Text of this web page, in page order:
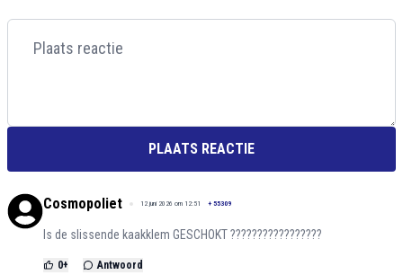
PLAATS REACTIE
Cosmopoliet 12 juni 2026 om 12:51 + 55309
Is de slissende kaakklem GESCHOKT ?????????????????
0+ Antwoord